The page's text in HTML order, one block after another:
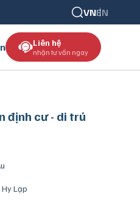
VNEN
Liên hệ
nhận tư vấn ngay
định cư - di trú
Lạp